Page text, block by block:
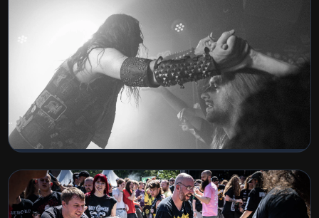
Nebelstorm & Nunslaughter
BEKIJK COLLECTIE